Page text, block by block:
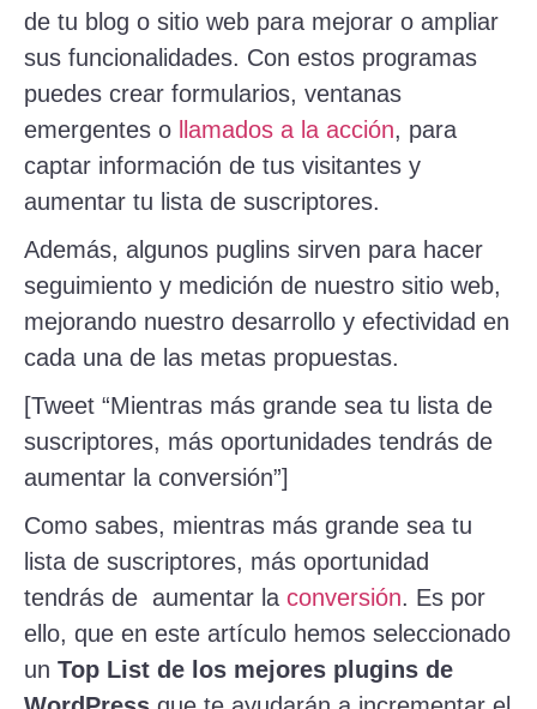
de tu blog o sitio web para mejorar o ampliar
sus funcionalidades. Con estos programas
puedes crear formularios, ventanas
emergentes o llamados a la acción, para
captar información de tus visitantes y
aumentar tu lista de suscriptores.
Además, algunos puglins sirven para hacer
seguimiento y medición de nuestro sitio web,
mejorando nuestro desarrollo y efectividad en
cada una de las metas propuestas.
[Tweet “Mientras más grande sea tu lista de
suscriptores, más oportunidades tendrás de
aumentar la conversión”]
Como sabes, mientras más grande sea tu
lista de suscriptores, más oportunidad
tendrás de aumentar la conversión. Es por
ello, que en este artículo hemos seleccionado
un Top List de los mejores plugins de